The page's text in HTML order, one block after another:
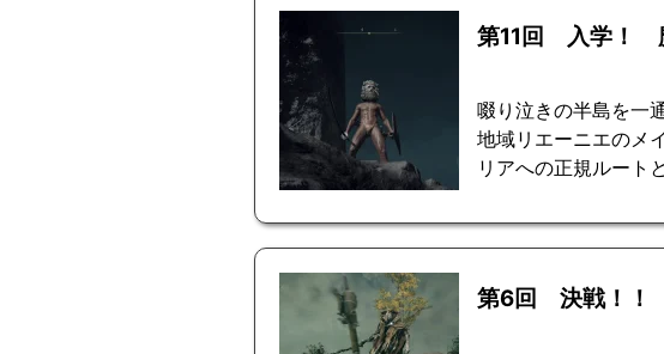
第11回 入学！
啜り泣きの半島を一
地域リエーニエのメ
リアへの正規ルート
第6回 決戦！！